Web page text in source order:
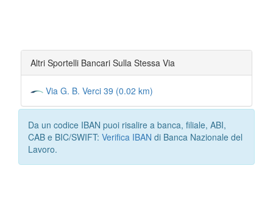
Altri Sportelli Bancari Sulla Stessa Via
Via G. B. Verci 39 (0.02 km)
Da un codice IBAN puoi risalire a banca, filiale, ABI,
CAB e BIC/SWIFT: Verifica IBAN di Banca Nazionale del
Lavoro.